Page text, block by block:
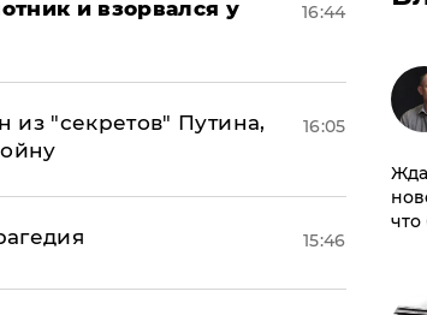
и взорвался у
16:44
"секретов" Путина,
16:05
15:46
что